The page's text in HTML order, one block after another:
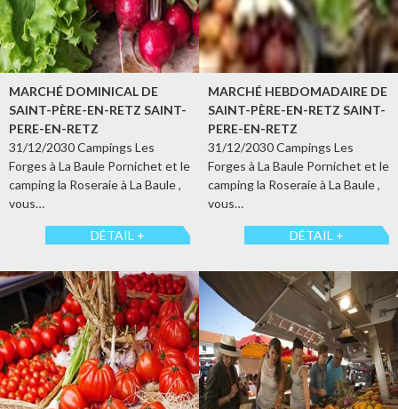
MARCHÉ DOMINICAL DE
SAINT-PÈRE-EN-RETZ SAINT-
PERE-EN-RETZ
31/12/2030 Campings Les
Forges à La Baule Pornichet et le
camping la Roseraie à La Baule ,
vous…
DÉTAIL +
MARCHÉ HEBDOMADAIRE DE
SAINT-PÈRE-EN-RETZ SAINT-
PERE-EN-RETZ
31/12/2030 Campings Les
Forges à La Baule Pornichet et le
camping la Roseraie à La Baule ,
vous…
DÉTAIL +